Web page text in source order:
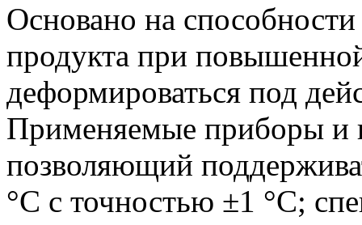
Основано на
продукта при
деформироваться под
Применяемые приборы и
позволяющий
°C с точностью ±1 °C;